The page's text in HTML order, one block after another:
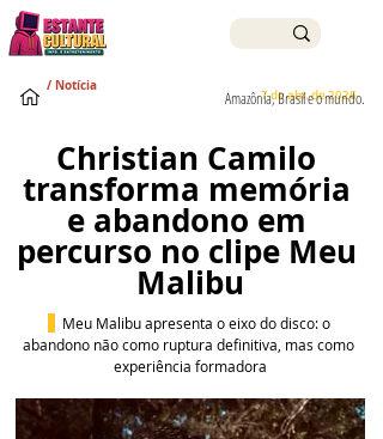
7 de abr. de 2026
Amazônia, Brasil e o mundo.
/ Notícia
Christian Camilo
transforma memória
e abandono em
percurso no clipe Meu
Malibu
Meu Malibu apresenta o eixo do disco: o
abandono não como ruptura definitiva, mas como
experiência formadora